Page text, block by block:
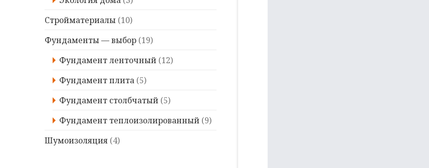
Стройматериалы (10)
Фундаменты — выбор (19)
Фундамент ленточный (12)
Фундамент плита (5)
Фундамент столбчатый (5)
Фундамент теплоизолированный (9)
Шумоизоляция (4)